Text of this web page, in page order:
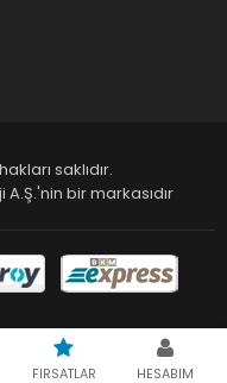
FIRSATLAR HESABIM
saklıdır.
A.Ş.'nin bir markasıdır